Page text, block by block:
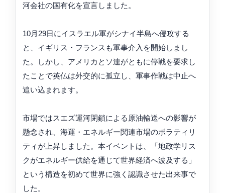
河会社の国有化を宣言しました。
10月29日にイスラエル軍がシナイ半島へ侵攻する
と、イギリス・フランスも軍事介入を開始しまし
た。しかし、アメリカとソ連がともに停戦を要求し
たことで英仏は外交的に孤立し、軍事作戦は中止へ
追い込まれます。
市場ではスエズ運河閉鎖による原油輸送への影響が
懸念され、海運・エネルギー関連市場のボラティリ
ティが上昇しました。本イベントは、「地政学リス
クがエネルギー供給を通じて世界経済へ波及する」
という構造を初めて世界に強く認識させた出来事で
した。